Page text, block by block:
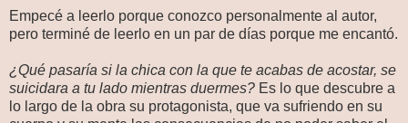
Empecé a leerlo porque conozco personalmente al autor,
pero terminé de leerlo en un par de días porque me encantó.
¿Qué pasaría si la chica con la que te acabas de acostar, se
suicidara a tu lado mientras duermes? Es lo que descubre a
lo largo de la obra su protagonista, que va sufriendo en su